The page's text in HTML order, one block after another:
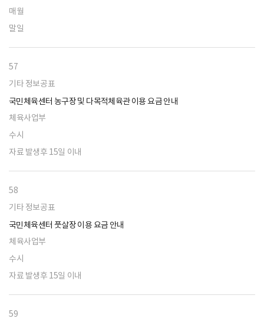
매월
말일
57
기타 정보공표
국민체육센터 농구장 및 다목적체육관 이용 요금 안내
체육사업부
수시
자료 발생후 15일 이내
58
기타 정보공표
국민체육센터 풋살장 이용 요금 안내
체육사업부
수시
자료 발생후 15일 이내
59